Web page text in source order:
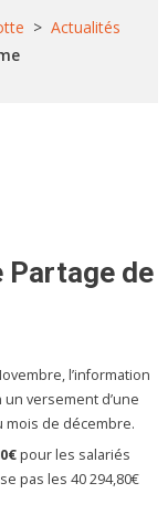
> Actualités
Partage de
l’information
versement d’une
mois de décembre.
pour les salariés
pas les 40 294,80€